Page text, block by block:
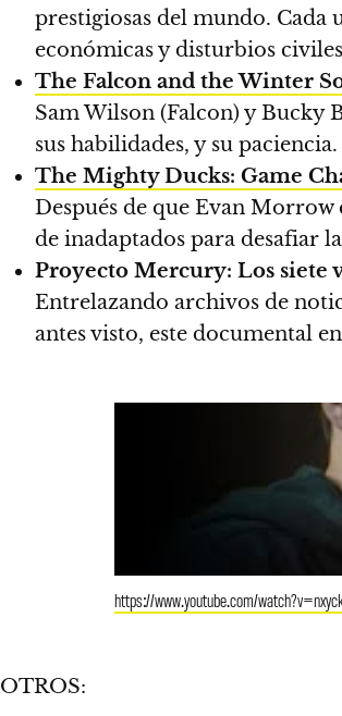
prestigiosas del mundo. Cada
económicas y disturbios
The Falcon and the Winter
Sam Wilson (Falcon) y Bucky
sus habilidades, y su paciencia.
The Mighty Ducks: Game
Después de que Evan
de inadaptados para desafiar
Proyecto Mercury: Los siete
Entrelazando archivos de
antes visto, este documental
https://www.youtube.com/
OTROS: